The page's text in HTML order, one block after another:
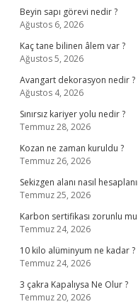
Beyin sapı görevi nedir ?
Ağustos 6, 2026
Kaç tane bilinen âlem var ?
Ağustos 5, 2026
Avangart dekorasyon nedir ?
Ağustos 4, 2026
Sınırsız kariyer yolu nedir ?
Temmuz 28, 2026
Kozan ne zaman kuruldu ?
Temmuz 26, 2026
Sekizgen alanı nasıl
Temmuz 25, 2026
Karbon sertifikası zorunlu mu
Temmuz 24, 2026
10 kilo alüminyum ne kadar ?
Temmuz 24, 2026
3 çakra Kapalıysa Ne Olur ?
Temmuz 20, 2026